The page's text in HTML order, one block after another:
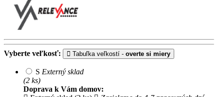
Vyberte veľkosť: Tabuľka veľkostí - overte si miery
S Externý sklad
(2 ks)
Doprava k Vám domov: